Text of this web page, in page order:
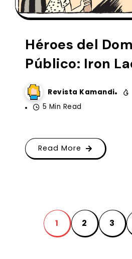
Héroes del
Público: Iron
Revista Kamandi
5 Min Read
Read More
1 2 3